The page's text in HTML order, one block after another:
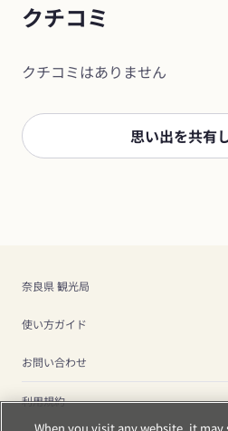
クチコミ
クチコミはありません
思い出を共有
奈良県 観光局
使い方ガイド
お問い合わせ
利用規約